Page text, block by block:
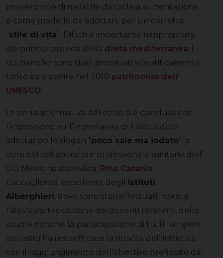
prevenzione di malattie da cattiva alimentazione
e come modello da adottare per un corretto
“stile di vita”. Difatti è importante riappropriarsi
dei principi preziosi della dieta mediterranea, i
cui benefici sono stati dimostrati scientificamente
tanto da divenire nel 2010 patrimonio dell’
UNESCO.
La parte informativa del corso si è conclusa con
l’esposizione sull’importanza del sale iodato
adottando lo slogan “poco sale ma iodato”, a
cura del collaboratore professionale sanitario dell’
UO Medicina scolastica, Rina Catania.
L’accoglienza eccellente degli istituti
Alberghieri, dove sono stati effettuati i corsi, e
l’attiva​ partecipazione dei docenti referenti delle
scuole nonché la partecipazione di tutti i dirigenti
scolastici ha reso efficace la riuscita dell’iniziativa
con il raggiungimento dell’obiettivo prefissato dal